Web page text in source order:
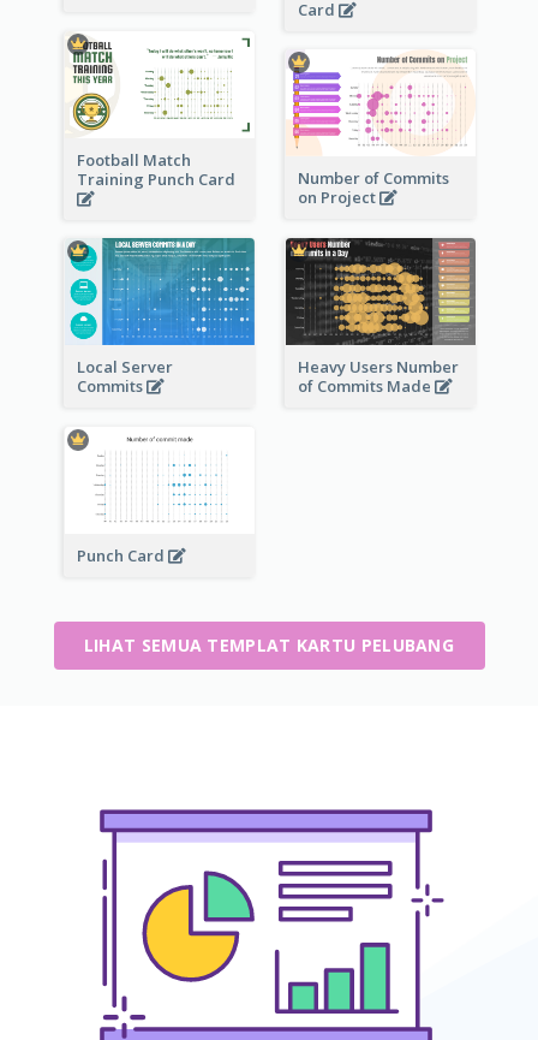
Card
Football Match
Training Punch Card
Number of Commits
on Project
Local Server
Commits
Heavy Users Number
of Commits Made
Punch Card
LIHAT SEMUA TEMPLAT KARTU PELUBANG